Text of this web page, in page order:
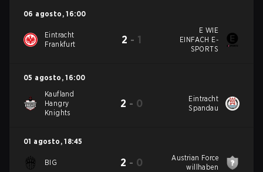
06 agosto , 16:00
Eintracht
Frankfurt
2 - 1
E WIE
EINFACH E-
SPORTS
05 agosto , 16:00
Kaufland
Hangry
Knights
2 - 0
Eintracht
Spandau
01 agosto , 18:45
BIG 2 - 0
Austrian Force
willhaben